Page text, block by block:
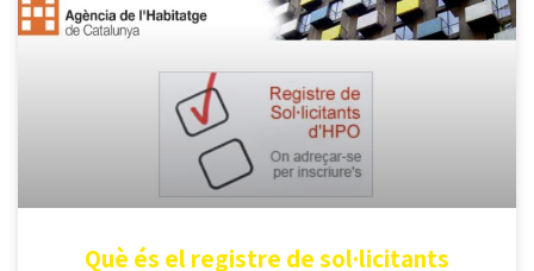
Què és el registre de sol·licitants